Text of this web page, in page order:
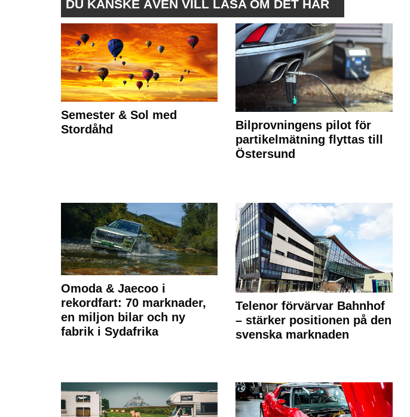
DU KANSKE ÄVEN VILL LÄSA OM DET HÄR
Semester & Sol med
Stordåhd
Bilprovningens pilot för
partikelmätning flyttas till
Östersund
Omoda & Jaecoo i
rekordfart: 70 marknader,
en miljon bilar och ny
fabrik i Sydafrika
Telenor förvärvar Bahnhof
– stärker positionen på den
svenska marknaden